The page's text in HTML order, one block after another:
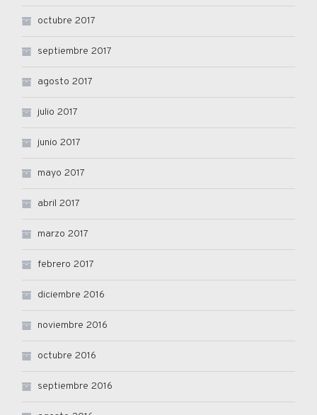
octubre 2017
septiembre 2017
agosto 2017
julio 2017
junio 2017
mayo 2017
abril 2017
marzo 2017
febrero 2017
diciembre 2016
noviembre 2016
octubre 2016
septiembre 2016